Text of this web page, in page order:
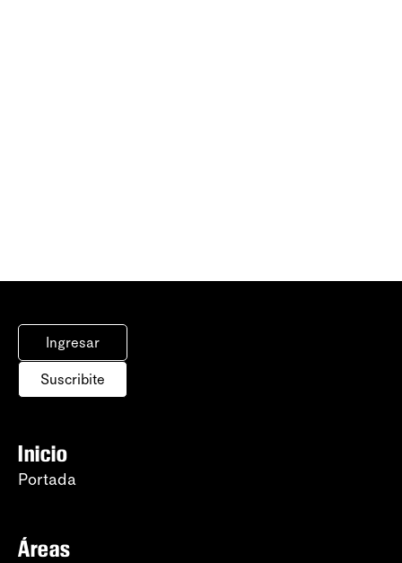
Ingresar
Suscribite
Inicio
Portada
Áreas